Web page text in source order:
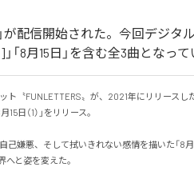
」が配信開始された。今回デジタ
」「8月15日」を含む全3曲となって
ト〝FUNLETTERS〟が、2021年にリリースし
日（1）」をリリース。
嫌悪、そして拭いきれない感情を描いた「8
と姿を変えた。